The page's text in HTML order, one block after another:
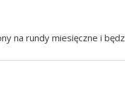
na rundy miesięczne i